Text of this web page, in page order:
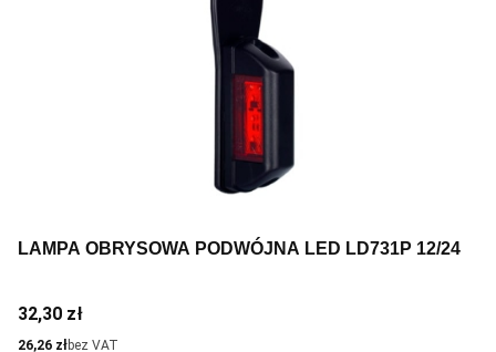
LAMPA OBRYSOWA PODWÓJNA LED LD731P 12/24
Cena
32,30 zł
Cena
26,26 złbez VAT